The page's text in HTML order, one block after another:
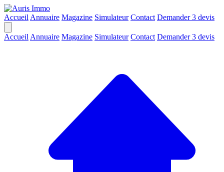
Accueil Annuaire Magazine Simulateur Contact Demander 3 devis
Accueil Annuaire Magazine Simulateur Contact Demander 3 devis